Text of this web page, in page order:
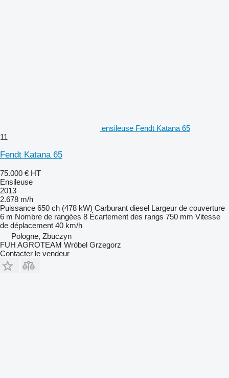
ensileuse Fendt Katana 65
11
Fendt Katana 65
75.000 € HT
Ensileuse
2013
2.678 m/h
Puissance 650 ch (478 kW) Carburant diesel Largeur de couverture
6 m Nombre de rangées 8 Écartement des rangs 750 mm Vitesse
de déplacement 40 km/h
Pologne, Zbuczyn
FUH AGROTEAM Wróbel Grzegorz
Contacter le vendeur